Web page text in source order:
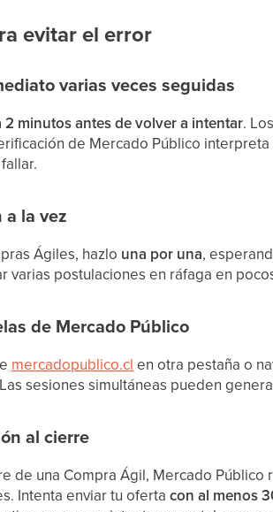
evitar el error
varias veces seguidas
2 minutos antes de volver a intentar.
de Mercado Público
la vez
Ágiles, hazlo una por una,
varias postulaciones en ráfaga en
de Mercado Público
mercadopublico.cl en otra pestaña o
sesiones simultáneas pueden
al cierre
de una Compra Ágil, Mercado
Intenta enviar tu ofertacon al menos